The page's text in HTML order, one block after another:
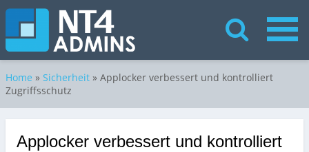
Home » Sicherheit » Applocker verbessert und kontrolliert
Zugriffsschutz
Applocker verbessert und kontrolliert